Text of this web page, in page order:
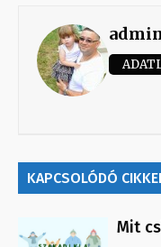
KAPCSOLÓDÓ
Mit